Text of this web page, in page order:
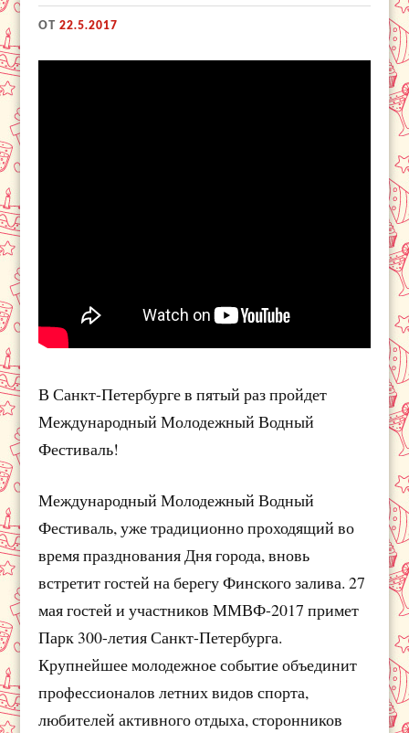
ОТ22.5.2017
В Санкт-Петербурге в пятый раз пройдет
Международный Молодежный Водный
Фестиваль!
Международный Молодежный Водный
Фестиваль, уже традиционно проходящий во
время празднования Дня города, вновь
встретит гостей на берегу Финского залива. 27
мая гостей и участников ММВФ-2017 примет
Парк 300-летия Санкт-Петербурга.
Крупнейшее молодежное событие объединит
профессионалов летних видов спорта,
любителей активного отдыха, сторонников